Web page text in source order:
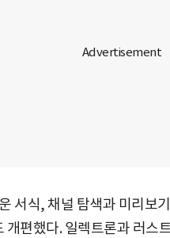
서식, 채널 탐색과 미리보
개편했다. 일렉트론과 러스